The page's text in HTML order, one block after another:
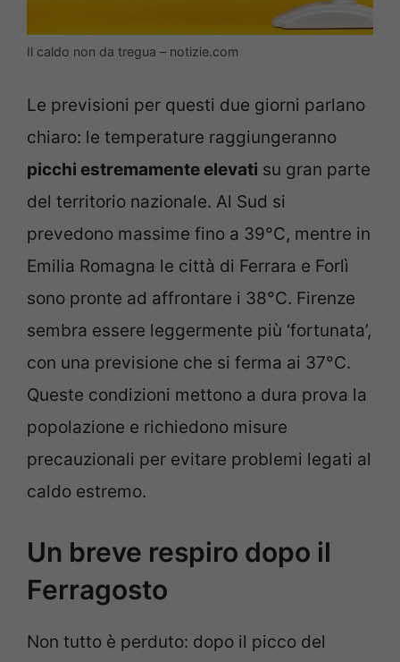
Il caldo non da tregua – notizie.com
Le previsioni per questi due giorni parlano
chiaro: le temperature raggiungeranno
picchi estremamente elevati su gran parte
del territorio nazionale. Al Sud si
prevedono massime fino a 39°C, mentre in
Emilia Romagna le città di Ferrara e Forlì
sono pronte ad affrontare i 38°C. Firenze
sembra essere leggermente più ‘fortunata’,
con una previsione che si ferma ai 37°C.
Queste condizioni mettono a dura prova la
popolazione e richiedono misure
precauzionali per evitare problemi legati al
caldo estremo.
Un breve respiro dopo il
Ferragosto
Non tutto è perduto: dopo il picco del